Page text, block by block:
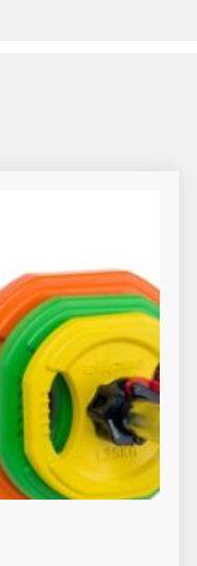
Les options